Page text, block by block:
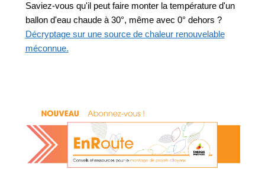
Saviez-vous qu'il peut faire monter la température d'un
ballon d'eau chaude à 30°, même avec 0° dehors ?
Décryptage sur une source de chaleur renouvelable
méconnue.